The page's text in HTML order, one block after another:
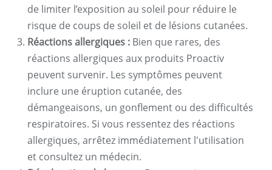
de limiter l’exposition au soleil pour réduire le
risque de coups de soleil et de lésions cutanées.
Réactions allergiques : Bien que rares, des
réactions allergiques aux produits Proactiv
peuvent survenir. Les symptômes peuvent
inclure une éruption cutanée, des
démangeaisons, un gonflement ou des difficultés
respiratoires. Si vous ressentez des réactions
allergiques, arrêtez immédiatement l'utilisation
et consultez un médecin.